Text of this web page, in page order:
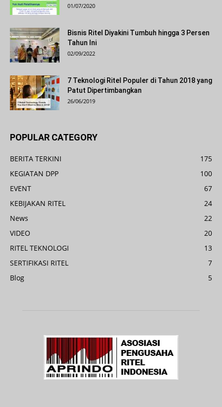
01/07/2020
Bisnis Ritel Diyakini Tumbuh hingga 3 Persen
Tahun Ini
02/09/2022
7 Teknologi Ritel Populer di Tahun 2018 yang
Patut Dipertimbangkan
26/06/2019
POPULAR CATEGORY
BERITA TERKINI
175
KEGIATAN DPP
100
EVENT
67
KEBIJAKAN RITEL
24
News
22
VIDEO
20
RITEL TEKNOLOGI
13
SERTIFIKASI RITEL
7
Blog
5